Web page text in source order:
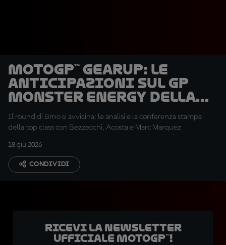
MotoGP™ GearUP: le
anticipazioni sul GP
Monster Energy della
Repubblica Ceca
Il round di Brno si avvicina: le analisi e la conferenza stampa
della top class con Bezzecchi, Acosta e Marc Marquez
18 giu 2026
CONDIVIDI
Ricevi la newsletter
ufficiale MotoGP™!